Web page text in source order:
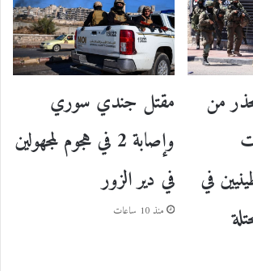
من
في
مقتل جندي سوري
وإصابة 2 في هجوم لمجهولين
في دير الزور
منذ 10 ساعات